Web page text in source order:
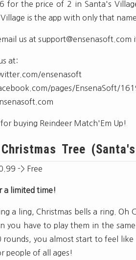
for the price of 2 in Santa's
is the app with only that
us at support@ensenasoft.com
at:
ensenasoft
pages/EnsenaSoft/
buying Reindeer Match'Em Up!
Tree
-> Free
a limited time!
a ling, Christmas bells a ring. Oh
you have to play them in the
rounds, you almost start to feel
people of all ages!